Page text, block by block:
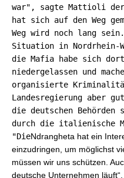
war", sagte Mattioli der
hat sich auf den Weg
Weg wird noch lang
Situation in Nordrhein-
die Mafia habe sich
niedergelassen und
organisierte
Landesregierung aber
die deutschen Behörden
durch die italienische
"DieNdrangheta hat ein
einzudringen, um möglichst
müssen wir uns schützen.
deutsche Unternehmen